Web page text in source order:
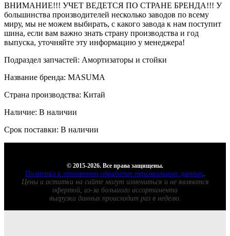
ВНИМАНИЕ!!! УЧЕТ ВЕДЕТСЯ ПО СТРАНЕ БРЕНДА!!! У
большинства производителей несколько заводов по всему
миру, мы не можем выбирать, с какого завода к нам поступит
шина, если вам важно знать страну производства и год
выпуска, уточняйте эту информацию у менеджера!
Подраздел запчастей: Амортизаторы и стойки
Название бренда: MASUMA
Страна производства: Китай
Наличие: В наличии
Срок поставки: В наличии
© 2015-2026. Все права защищены.
Политика в отношении обработки персональных данных.
Цены и остатки на сайте могут измениться и не являются
офертой, из-за большого ассортимента
выгрузка данных происходит раз в неделю.